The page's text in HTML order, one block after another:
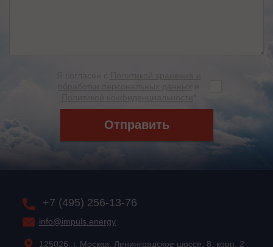
Отправить
+7 (495) 256-13-76
info@impuls.energy
125026, г. Москва, Ленинградское шоссе, 8, корп. 2